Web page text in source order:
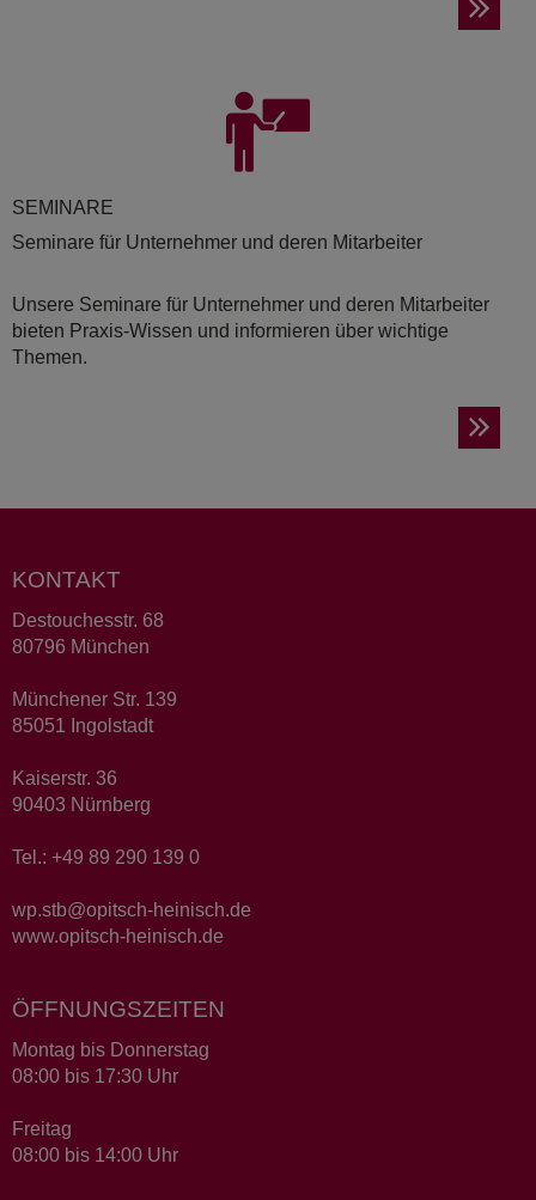
SE­MI­NA­RE
Seminare für Unternehmer und deren Mitarbeiter
Unsere Seminare für Unternehmer und deren Mitarbeiter
bieten Praxis-Wissen und informieren über wichtige
Themen.
KONTAKT
Destouchesstr. 68
80796 München
Münchener Str. 139
85051 Ingolstadt
Kaiserstr. 36
90403 Nürnberg
Tel.: +49 89 290 139 0
wp.stb@opitsch-heinisch.de
www.opitsch-heinisch.de
ÖFFNUNGSZEITEN
Montag bis Donnerstag
08:00 bis 17:30 Uhr
Freitag
08:00 bis 14:00 Uhr